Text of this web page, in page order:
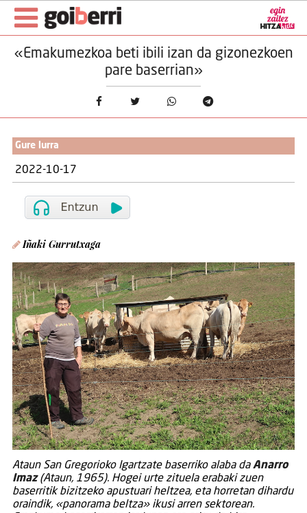
«Emakumezkoa beti ibili izan da gizonezkoen
pare baserrian»
Gure lurra
2022-10-17
Iñaki Gurrutxaga
Ataun San Gregorioko Igartzate baserriko alaba daAnarro
Imaz(Ataun, 1965). Hogei urte zituela erabaki zuen
baserritik bizitzeko apustuari heltzea, eta horretan dihardu
oraindik, «panorama beltza» ikusi arren sektorean.